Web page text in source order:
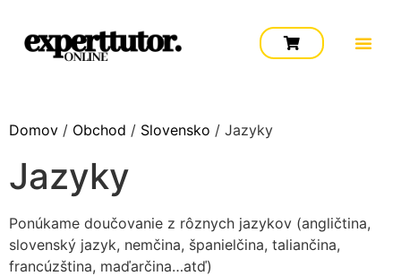
Domov / Obchod / Slovensko / Jazyky
Jazyky
Ponúkame doučovanie z rôznych jazykov (angličtina,
slovenský jazyk, nemčina, španielčina, taliančina,
francúzština, maďarčina…atď)